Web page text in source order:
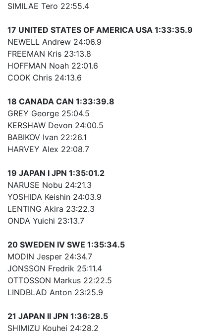
SIMILAE Tero 22:55.4
17 UNITED STATES OF AMERICA USA 1:33:35.9
NEWELL Andrew 24:06.9
FREEMAN Kris 23:13.8
HOFFMAN Noah 22:01.6
COOK Chris 24:13.6
18 CANADA CAN 1:33:39.8
GREY George 25:04.5
KERSHAW Devon 24:00.5
BABIKOV Ivan 22:26.1
HARVEY Alex 22:08.7
19 JAPAN I JPN 1:35:01.2
NARUSE Nobu 24:21.3
YOSHIDA Keishin 24:03.9
LENTING Akira 23:22.3
ONDA Yuichi 23:13.7
20 SWEDEN IV SWE 1:35:34.5
MODIN Jesper 24:34.7
JONSSON Fredrik 25:11.4
OTTOSSON Markus 22:22.5
LINDBLAD Anton 23:25.9
21 JAPAN II JPN 1:36:28.5
SHIMIZU Kouhei 24:28.2